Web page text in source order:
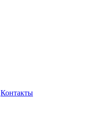
Контакты